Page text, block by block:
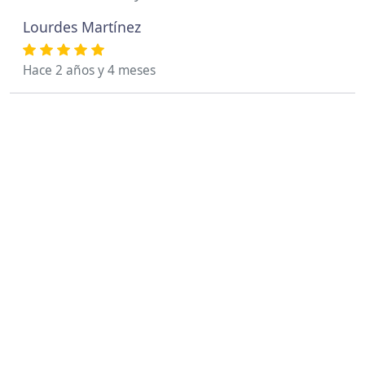
Lourdes Martínez
Hace 2 años y 4 meses